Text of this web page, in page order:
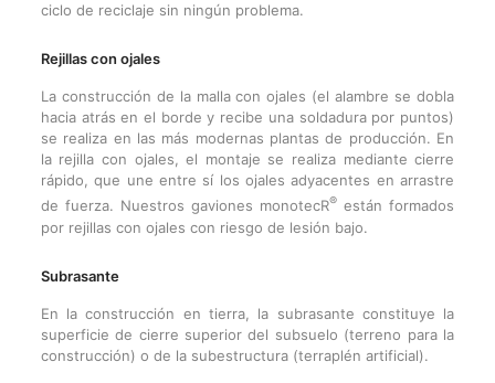
ciclo de reciclaje sin ningún problema.
Rejillas con ojales
La construcción de la malla con ojales (el alambre se dobla
hacia atrás en el borde y recibe una soldadura por puntos)
se realiza en las más modernas plantas de producción. En
la rejilla con ojales, el montaje se realiza mediante cierre
rápido, que une entre sí los ojales adyacentes en arrastre
de fuerza. Nuestros gaviones monotecR® están formados
por rejillas con ojales con riesgo de lesión bajo.
Subrasante
En la construcción en tierra, la subrasante constituye la
superficie de cierre superior del subsuelo (terreno para la
construcción) o de la subestructura (terraplén artificial).